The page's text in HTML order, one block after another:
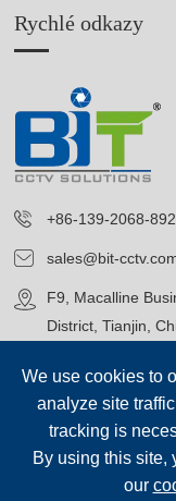
Rychlé odkazy
+86-139-2068-
sales@bit-
F9, Macalline
District, Tianjin,
Copyright© Blue
We use cookies to
analyze site
tracking is
By using this site,
our